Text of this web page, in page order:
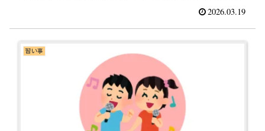
2026.03.19
習い事